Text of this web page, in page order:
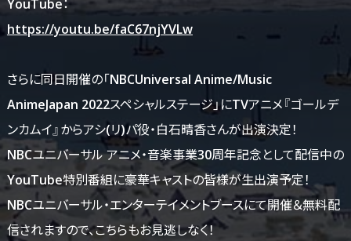
https://youtu.be/faC67njYVLw
さらに同日開催の「NBCUniversal Anime/Music
AnimeJapan 2022スペシャルステージ」にTVアニメ『ゴールデ
ンカムイ』からアシ(リ)パ役・白石晴香さんが出演決定！
NBCユニバーサル アニメ・音楽事業30周年記念として配信中の
YouTube特別番組に豪華キャストの皆様が生出演予定！
NBCユニバーサル・エンターテイメントブースにて開催＆無料配
信されますので、こちらもお見逃しなく！